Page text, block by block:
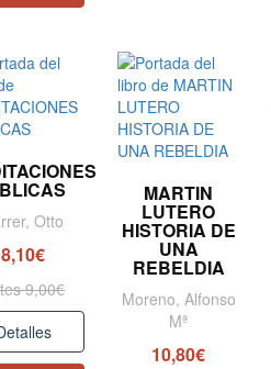
Otto
8,10€
9,00€
MARTIN
LUTERO
HISTORIA DE
UNA
REBELDIA
Moreno, Alfonso
Mª
10,80€